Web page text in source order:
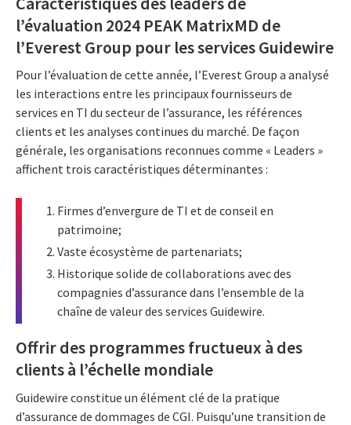
l’évaluation 2024 PEAK MatrixMD de
l’Everest Group pour les services Guidewire
Pour l’évaluation de cette année, l’Everest Group a analysé
les interactions entre les principaux fournisseurs de
services en TI du secteur de l’assurance, les références
clients et les analyses continues du marché. De façon
générale, les organisations reconnues comme « Leaders »
affichent trois caractéristiques déterminantes :
Firmes d’envergure de TI et de conseil en
patrimoine;
Vaste écosystème de partenariats;
Historique solide de collaborations avec des
compagnies d’assurance dans l’ensemble de la
chaîne de valeur des services Guidewire.
Offrir des programmes fructueux à des
clients à l’échelle mondiale
Guidewire constitue un élément clé de la pratique
d’assurance de dommages de CGI. Puisqu’une transition de